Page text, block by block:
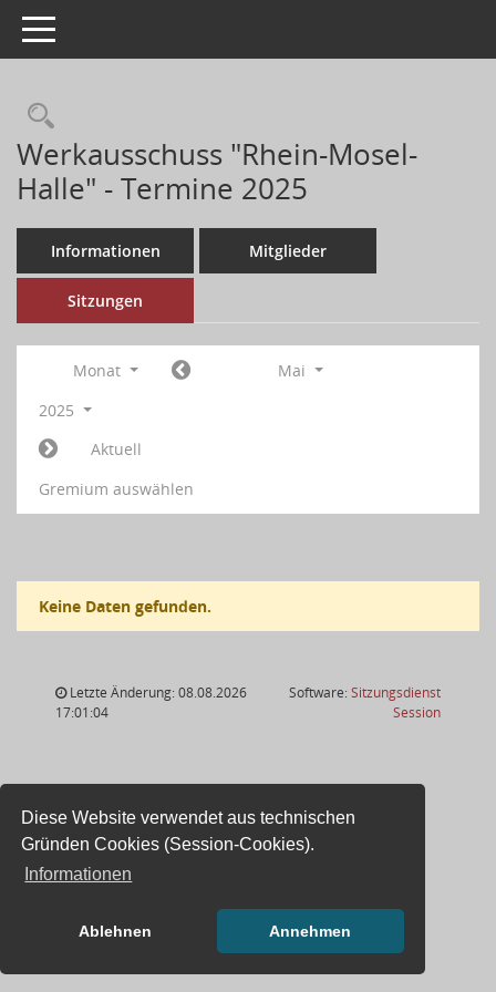
Diese Website verwendet aus technischen
Gründen Cookies (Session-Cookies).
Informationen
Ablehnen Annehmen
Toggle navigation
Werkausschuss "Rhein-Mosel-
Halle" - Termine 2025
Informationen Mitglieder
Sitzungen
Monat
Mai
2025
Aktuell
Gremium auswählen
Keine Daten gefunden.
Letzte Änderung: 08.08.2026
17:01:04
Software:Sitzungsdienst
Session(Wird in